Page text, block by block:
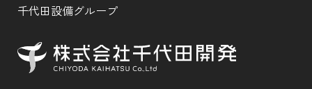
千代田設備グループ